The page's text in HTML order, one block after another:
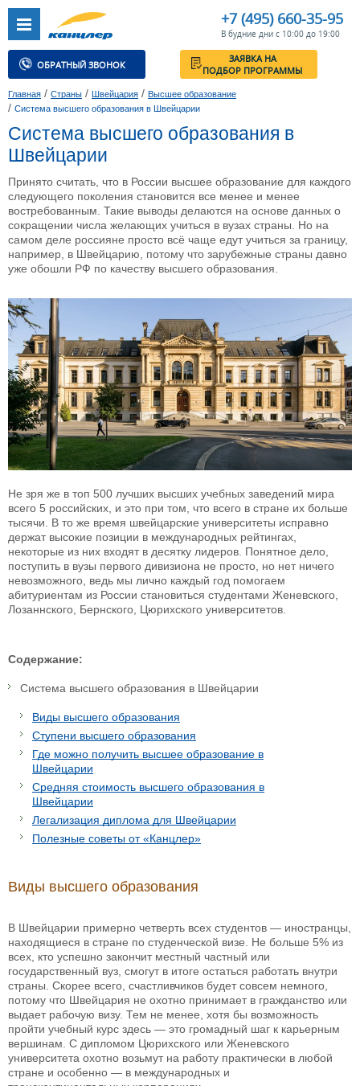
+7 (495) 660-35-95
В будние дни с 10:00 до 19:00
ОБРАТНЫЙ ЗВОНОК
ЗАЯВКА НА
ПОДБОР ПРОГРАММЫ
Главная / Страны / Швейцария / Высшее образование
/ Система высшего образования в Швейцарии
Система высшего образования в
Швейцарии
Принято считать, что в России высшее образование для каждого
следующего поколения становится все менее и менее
востребованным. Такие выводы делаются на основе данных о
сокращении числа желающих учиться в вузах страны. Но на
самом деле россияне просто всё чаще едут учиться за границу,
например, в Швейцарию, потому что зарубежные страны давно
уже обошли РФ по качеству высшего образования.
Не зря же в топ 500 лучших высших учебных заведений мира
всего 5 российских, и это при том, что всего в стране их больше
тысячи. В то же время швейцарские университеты исправно
держат высокие позиции в международных рейтингах,
некоторые из них входят в десятку лидеров. Понятное дело,
поступить в вузы первого дивизиона не просто, но нет ничего
невозможного, ведь мы лично каждый год помогаем
абитуриентам из России становиться студентами Женевского,
Лозаннского, Бернского, Цюрихского университетов.
Содержание:
Система высшего образования в Швейцарии
Виды высшего образования
Ступени высшего образования
Где можно получить высшее образование в
Швейцарии
Средняя стоимость высшего образования в
Швейцарии
Легализация диплома для Швейцарии
Полезные советы от «Канцлер»
Виды высшего образования
В Швейцарии примерно четверть всех студентов — иностранцы,
находящиеся в стране по студенческой визе. Не больше 5% из
всех, кто успешно закончит местный частный или
государственный вуз, смогут в итоге остаться работать внутри
страны. Скорее всего, счастливчиков будет совсем немного,
потому что Швейцария не охотно принимает в гражданство или
выдает рабочую визу. Тем не менее, хотя бы возможность
пройти учебный курс здесь — это громадный шаг к карьерным
вершинам. С дипломом Цюрихского или Женевского
университета охотно возьмут на работу практически в любой
стране и особенно — в международных и